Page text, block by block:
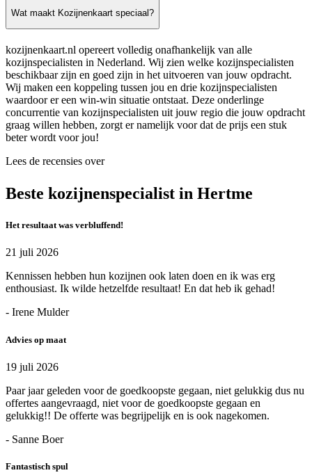
Wat maakt Kozijnenkaart speciaal?
kozijnenkaart.nl opereert volledig onafhankelijk van alle
kozijnspecialisten in Nederland. Wij zien welke kozijnspecialisten
beschikbaar zijn en goed zijn in het uitvoeren van jouw opdracht.
Wij maken een koppeling tussen jou en drie kozijnspecialisten
waardoor er een win-win situatie ontstaat. Deze onderlinge
concurrentie van kozijnspecialisten uit jouw regio die jouw opdracht
graag willen hebben, zorgt er namelijk voor dat de prijs een stuk
beter wordt voor jou!
Lees de recensies over
Beste kozijnenspecialist in Hertme
Het resultaat was verbluffend!
21 juli 2026
Kennissen hebben hun kozijnen ook laten doen en ik was erg
enthousiast. Ik wilde hetzelfde resultaat! En dat heb ik gehad!
- Irene Mulder
Advies op maat
19 juli 2026
Paar jaar geleden voor de goedkoopste gegaan, niet gelukkig dus nu
offertes aangevraagd, niet voor de goedkoopste gegaan en
gelukkig!! De offerte was begrijpelijk en is ook nagekomen.
- Sanne Boer
Fantastisch spul